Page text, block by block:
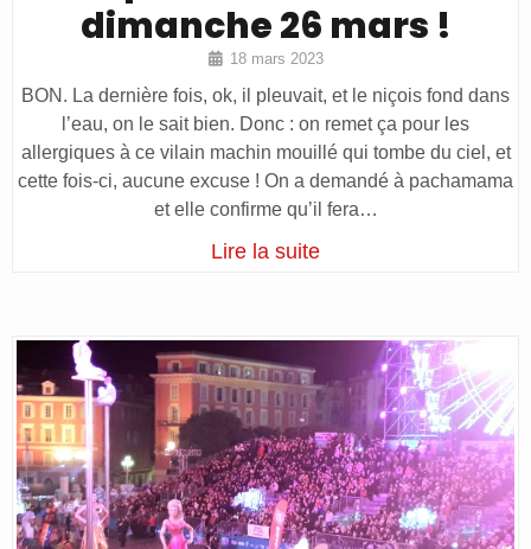
dimanche 26 mars !
18 mars 2023
BON. La dernière fois, ok, il pleuvait, et le niçois fond dans
l’eau, on le sait bien. Donc : on remet ça pour les
allergiques à ce vilain machin mouillé qui tombe du ciel, et
cette fois-ci, aucune excuse ! On a demandé à pachamama
et elle confirme qu’il fera…
Lire la suite